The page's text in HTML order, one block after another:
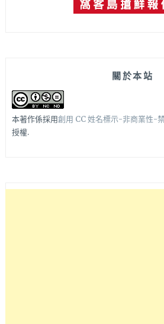
關於本站
本著作係採用創用 CC 姓名標示-非商業性-
授權.